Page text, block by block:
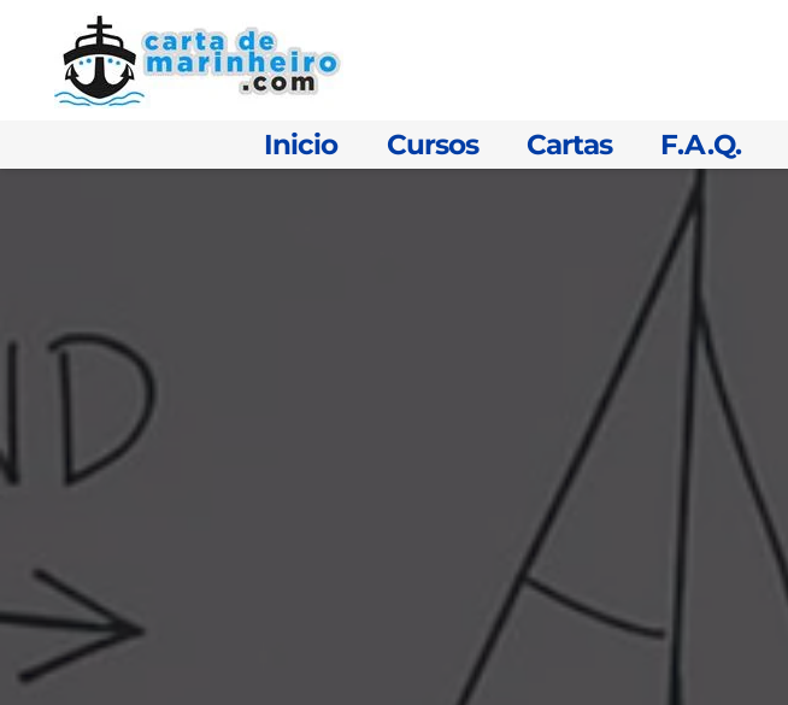
Inicio Cursos Cartas F.A.Q.